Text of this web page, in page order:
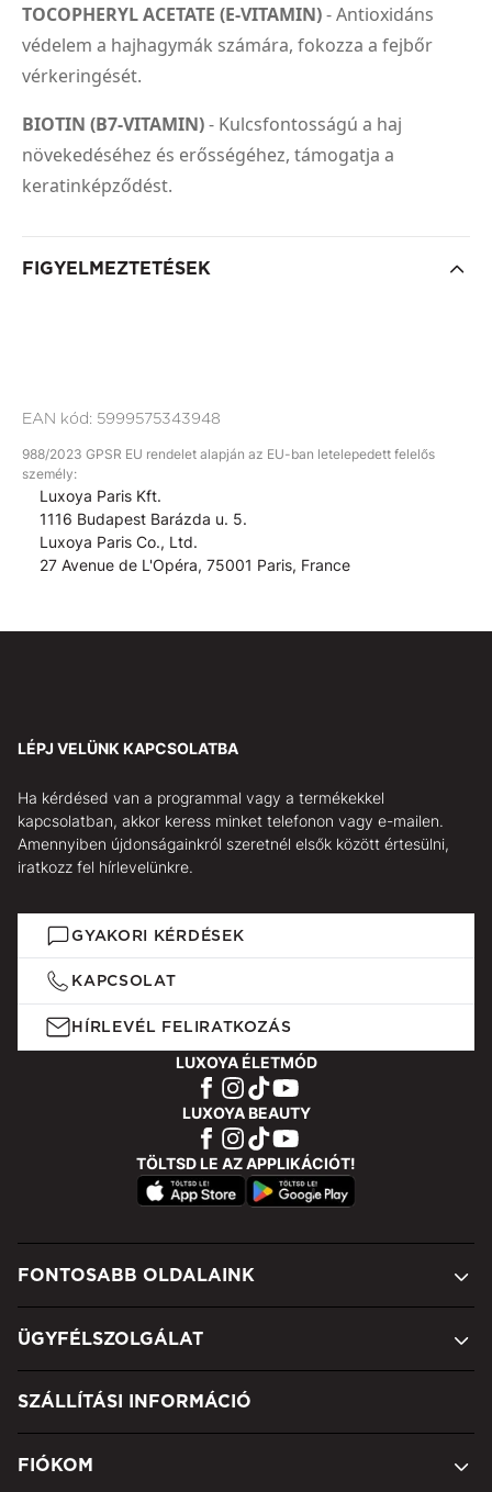
TOCOPHERYL ACETATE (E-VITAMIN)- Antioxidáns
védelem a hajhagymák számára, fokozza a fejbőr
vérkeringését.
BIOTIN (B7-VITAMIN)- Kulcsfontosságú a haj
növekedéséhez és erősségéhez, támogatja a
keratinképződést.
FIGYELMEZTETÉSEK
EAN kód: 5999575343948
988/2023 GPSR EU rendelet alapján az EU-ban letelepedett felelős
személy:
Luxoya Paris Kft.
1116 Budapest Barázda u. 5.
Luxoya Paris Co., Ltd.
27 Avenue de L'Opéra, 75001 Paris, France
LÉPJ VELÜNK KAPCSOLATBA
Ha kérdésed van a programmal vagy a termékekkel
kapcsolatban, akkor keress minket telefonon vagy e-mailen.
Amennyiben újdonságainkról szeretnél elsők között értesülni,
iratkozz fel hírlevelünkre.
GYAKORI KÉRDÉSEK
KAPCSOLAT
HÍRLEVÉL FELIRATKOZÁS
LUXOYA ÉLETMÓD
LUXOYA BEAUTY
TÖLTSD LE AZ APPLIKÁCIÓT!
FONTOSABB OLDALAINK
ÜGYFÉLSZOLGÁLAT
SZÁLLÍTÁSI INFORMÁCIÓ
FIÓKOM